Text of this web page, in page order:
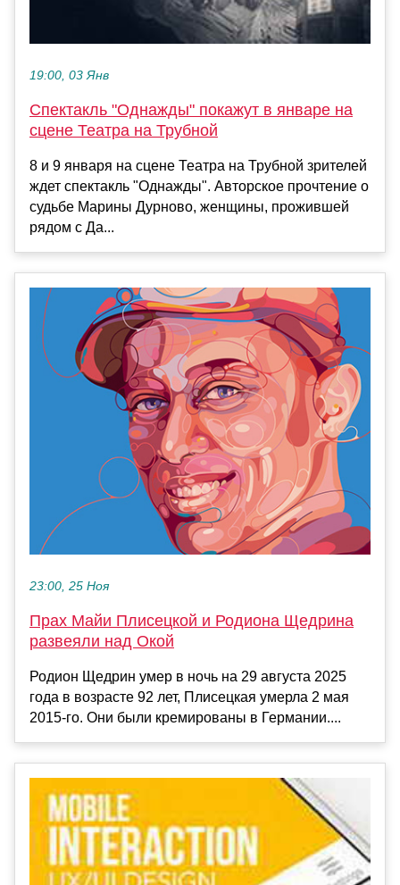
19:00, 03 Янв
Спектакль "Однажды" покажут в январе на
сцене Театра на Трубной
8 и 9 января на сцене Театра на Трубной зрителей
ждет спектакль "Однажды". Авторское прочтение о
судьбе Марины Дурново, женщины, прожившей
рядом с Да...
23:00, 25 Ноя
Прах Майи Плисецкой и Родиона Щедрина
развеяли над Окой
Родион Щедрин умер в ночь на 29 августа 2025
года в возрасте 92 лет, Плисецкая умерла 2 мая
2015-го. Они были кремированы в Германии....